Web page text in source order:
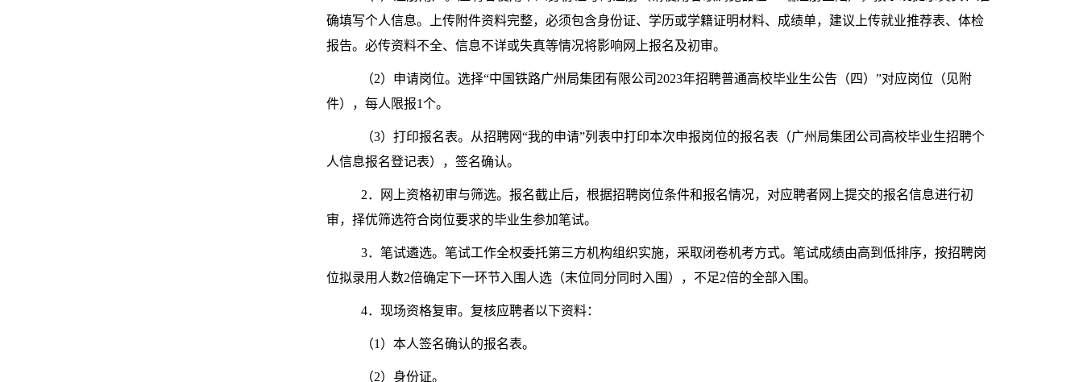
确填写个人信息。上传附件资料完整，必须包含身份证、学历或学籍证明材料、成绩单，建议上传就业推荐表、体检
报告。必传资料不全、信息不详或失真等情况将影响网上报名及初审。
（2）申请岗位。选择“中国铁路广州局集团有限公司2023年招聘普通高校毕业生公告（四）”对应岗位（见附
件），每人限报1个。
（3）打印报名表。从招聘网“我的申请”列表中打印本次申报岗位的报名表（广州局集团公司高校毕业生招聘个
人信息报名登记表），签名确认。
2．网上资格初审与筛选。报名截止后，根据招聘岗位条件和报名情况，对应聘者网上提交的报名信息进行初
审，择优筛选符合岗位要求的毕业生参加笔试。
3．笔试遴选。笔试工作全权委托第三方机构组织实施，采取闭卷机考方式。笔试成绩由高到低排序，按招聘岗
位拟录用人数2倍确定下一环节入围人选（末位同分同时入围），不足2倍的全部入围。
4．现场资格复审。复核应聘者以下资料：
（1）本人签名确认的报名表。
（2）身份证。